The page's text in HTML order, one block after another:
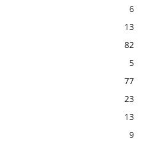
6
13
82
5
77
23
13
9